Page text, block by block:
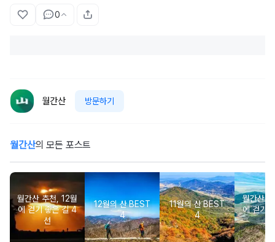
0
월간산 방문하기
월간산의 모든 포스트
월간산 추천, 12월
에 걷기 좋은 길 4
선
12월의 산 BEST
4
11월의 산 BEST
4
월간산
에 걷기